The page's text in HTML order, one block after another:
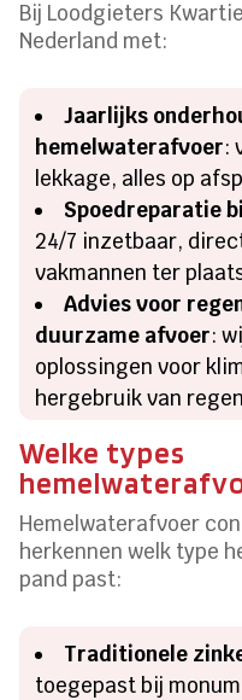
Bij Loodgieters
Nederland met:
Jaarlijks
hemelwaterafvoer:
lekkage, alles op
Spoedreparatie
24/7 inzetbaar,
vakmannen ter
Advies voor
duurzame afvoer:
oplossingen voor
hergebruik van
Welke types
Hemelwaterafvoer
herkennen welk type
pand past:
Traditionele
toegepast bij